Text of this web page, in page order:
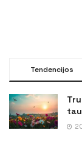
Tendencijos
tau